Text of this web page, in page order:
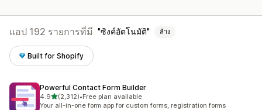
แอป 192 รายการที่มี ซิงค์อัตโนมัติ ล้าง
Built for Shopify
Powerful Contact Form Builder
4.9เต็ม 5 ดาว
(2,312)
ทั้งหมด 2312 รีวิว
•Free plan available
Your all-in-one form app for custom forms, registration forms